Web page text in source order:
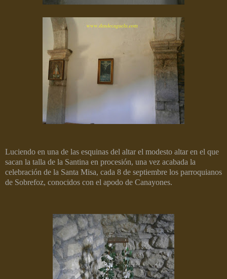
Luciendo en una de las esquinas del altar el modesto altar en el que
sacan la talla de la Santina en procesión, una vez acabada la
celebración de la Santa Misa, cada 8 de septiembre los parroquianos
de Sobrefoz, conocidos con el apodo de Canayones.